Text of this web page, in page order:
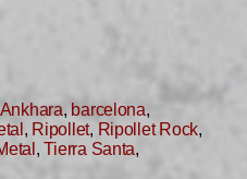
Ankhara, barcelona,
, Ripollet, Ripollet Rock,
,Tierra Santa,